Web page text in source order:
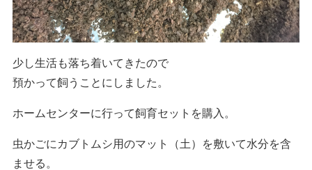
少し生活も落ち着いてきたので
預かって飼うことにしました。
ホームセンターに行って飼育セットを購入。
虫かごにカブトムシ用のマット（土）を敷いて水分を含
ませる。